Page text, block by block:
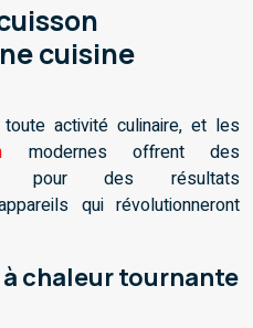
cuisine
activité culinaire, et les
modernes offrent des
pour des résultats
qui révolutionneront
chaleur tournante